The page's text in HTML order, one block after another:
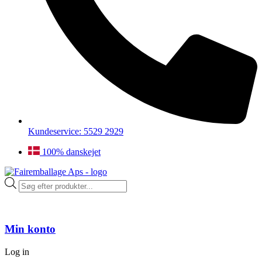
Kundeservice: 5529 2929
100% danskejet
Products
search
Min konto
Log in